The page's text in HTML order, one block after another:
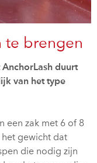
te brengen
duurt
van het type
een zak met 6 of 8
gewicht dat
die nodig zijn